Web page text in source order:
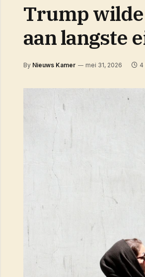
Trump
aan langste
By Nieuws Kamer mei 31, 2026 4